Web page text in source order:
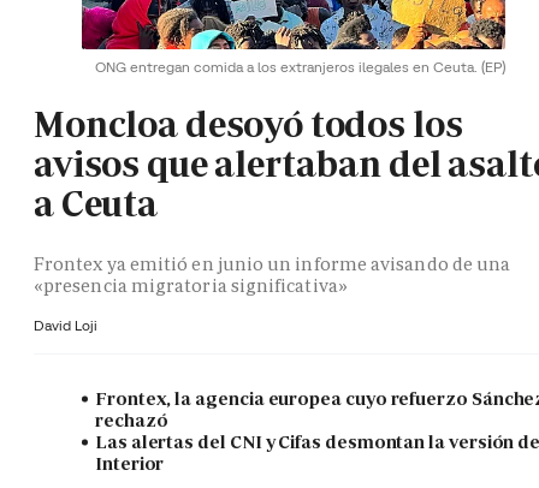
ONG entregan comida a los extranjeros ilegales en Ceuta. (EP)
Moncloa desoyó todos los
avisos que alertaban del
a Ceuta
Frontex ya emitió en junio un informe avisando de una
«presencia migratoria significativa»
David Loji
Frontex, la agencia europea cuyo refuerzo
rechazó
Las alertas del CNI y Cifas desmontan la versión
Interior